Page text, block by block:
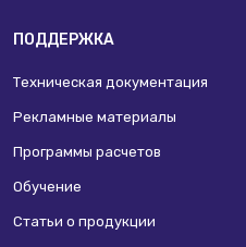
ПОДДЕРЖКА
Техническая документация
Рекламные материалы
Программы расчетов
Обучение
Статьи о продукции